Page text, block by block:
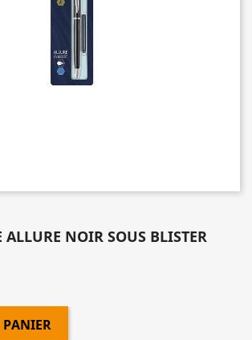
ALLURE NOIR SOUS BLISTER
PANIER